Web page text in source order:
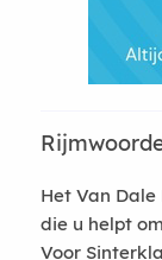
Het Van
die u helpt
Voor